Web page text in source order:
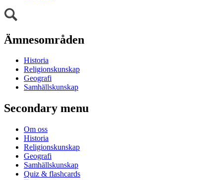
Ämnesområden
Historia
Religionskunskap
Geografi
Samhällskunskap
Secondary menu
Om oss
Historia
Religionskunskap
Geografi
Samhällskunskap
Quiz & flashcards